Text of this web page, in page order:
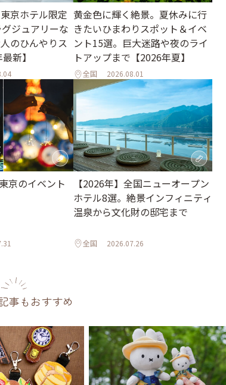
京ホテル限定
ジュアリーな
のひんやりス
新】
黄金色に輝く絶景。夏休みに行
きたいひまわりスポット＆イベ
ント15選。巨大迷路や夜のライ
トアップまで【2026年夏】
全国 2026.08.01
京のイベント
【2026年】全国ニューオープン
ホテル8選。絶景インフィニティ
温泉から文化財の邸宅まで
全国 2026.07.26
事もおすすめ